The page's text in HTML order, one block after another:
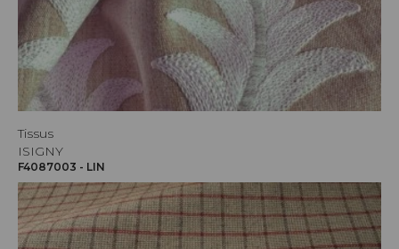
Tissus
ISIGNY
F4087003 - LIN